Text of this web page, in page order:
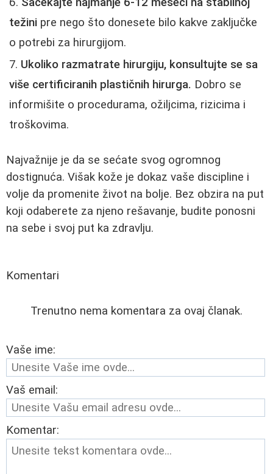
težini pre nego što donesete bilo kakve zaključke
o potrebi za hirurgijom.
Ukoliko razmatrate hirurgiju, konsultujte se sa
više certificiranih plastičnih hirurga. Dobro se
informišite o procedurama, ožiljcima, rizicima i
troškovima.
Najvažnije je da se sećate svog ogromnog
dostignuća. Višak kože je dokaz vaše discipline i
volje da promenite život na bolje. Bez obzira na put
koji odaberete za njeno rešavanje, budite ponosni
na sebe i svoj put ka zdravlju.
Komentari
Trenutno nema komentara za ovaj članak.
Vaše ime:
Vaš email:
Komentar: